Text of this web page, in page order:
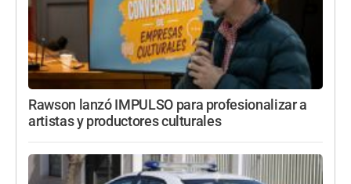
Rawson lanzó IMPULSO para profesionalizar a
artistas y productores culturales